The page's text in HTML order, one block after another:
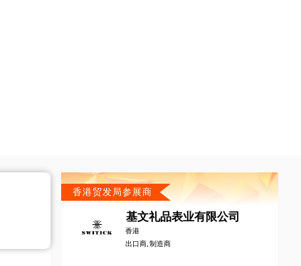
香港贸发局参展商
基文礼品表业有限公司
香港
出口商, 制造商